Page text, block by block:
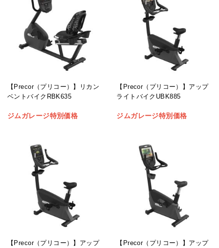
【Precor（プリコー）】リカン
ベントバイクRBK635
ジムガレージ特別価格
【Precor（プリコー）】アップ
ライトバイクUBK885
ジムガレージ特別価格
【Precor（プリコー）】アップ
【Precor（プリコー）】アップ